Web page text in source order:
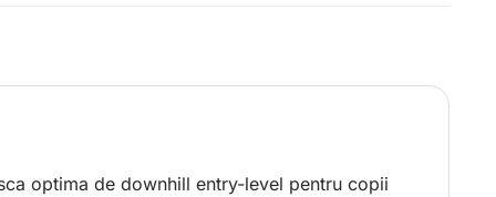
optima de downhill entry-level pentru copii